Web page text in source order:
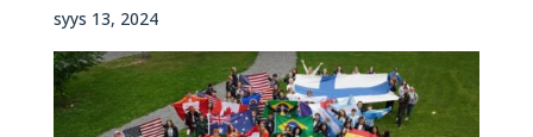
syys 13, 2024